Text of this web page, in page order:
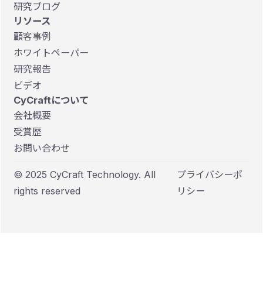
研究ブログ
リソース
顧客事例
ホワイトペーパー
研究報告
ビデオ
CyCraftについて
会社概要
受賞歴
お問い合わせ
© 2025 CyCraft Technology. All
rights reserved
プライバシーポ
リシー